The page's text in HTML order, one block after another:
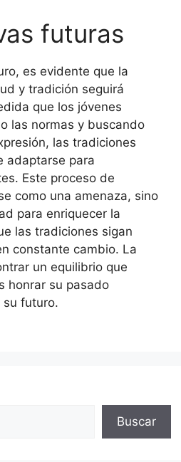
futuras
es evidente que la
y tradición seguirá
que los jóvenes
las normas y buscando
las tradiciones
adaptarse para
Este proceso de
como una amenaza, sino
para enriquecer la
las tradiciones sigan
constante cambio. La
un equilibrio que
honrar su pasado
su futuro.
Buscar